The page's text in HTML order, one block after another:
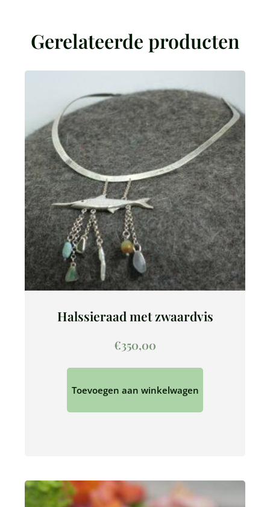
Gerelateerde producten
Halssieraad met zwaardvis
€350,00
Toevoegen aan winkelwagen